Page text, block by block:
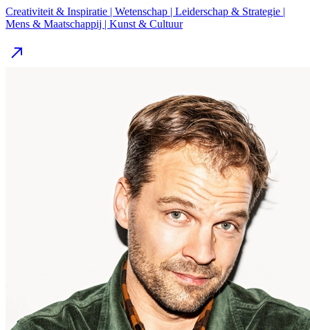
Creativiteit & Inspiratie | Wetenschap | Leiderschap & Strategie |
Mens & Maatschappij | Kunst & Cultuur